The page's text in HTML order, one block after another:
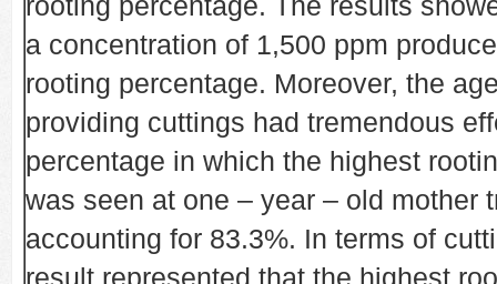
a concentration of 1,500 ppm
rooting percentage. Moreover, the
providing cuttings had tremendous
percentage in which the highest
was seen at one – year – old mother
accounting for 83.3%. In terms of
result represented that the highest